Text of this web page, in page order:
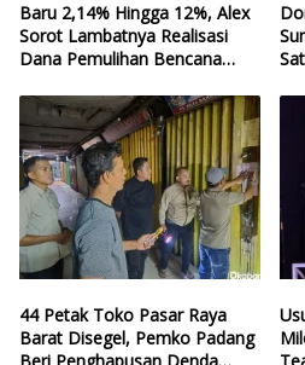
Baru 2,14% Hingga 12%, Alex
Sorot Lambatnya Realisasi
Dana Pemulihan Bencana
44 Petak Toko Pasar Raya
Barat Disegel, Pemko Padang